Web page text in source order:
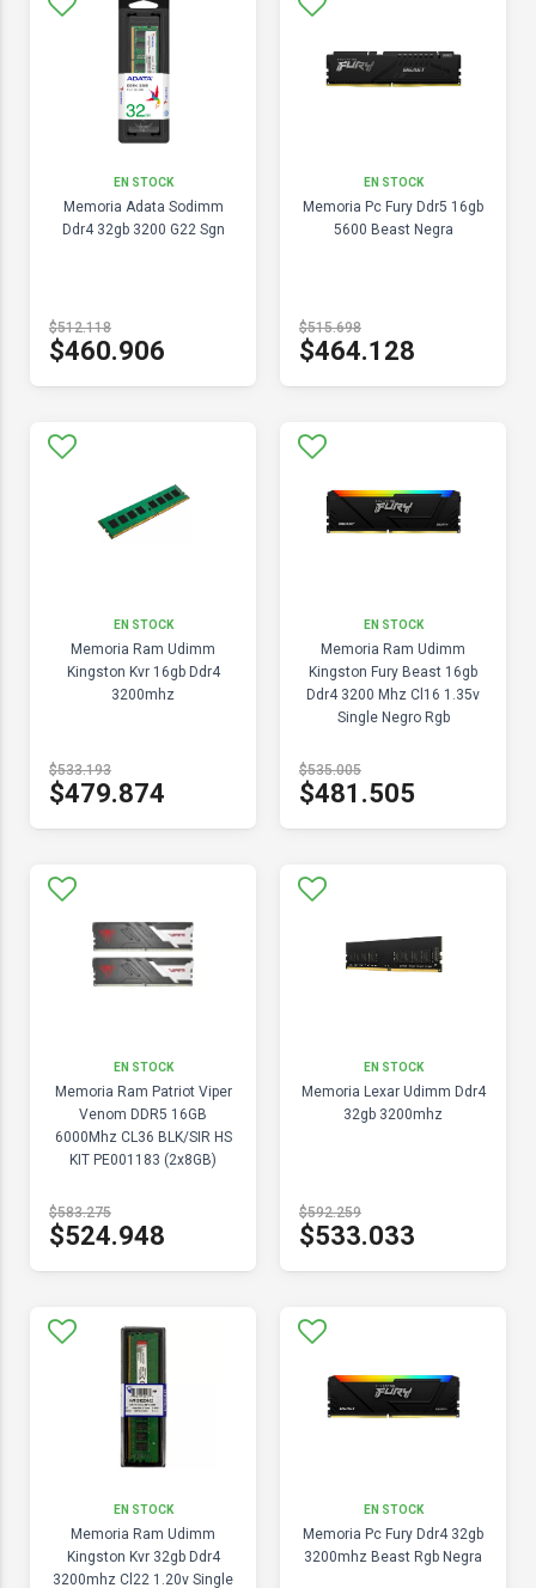
EN STOCK
Memoria Adata Sodimm
Ddr4 32gb 3200 G22 Sgn
$512.118
$460.906
EN STOCK
Memoria Pc Fury Ddr5 16gb
5600 Beast Negra
$515.698
$464.128
EN STOCK
Memoria Ram Udimm
Kingston Kvr 16gb Ddr4
3200mhz
$533.193
$479.874
EN STOCK
Memoria Ram Udimm
Kingston Fury Beast 16gb
Ddr4 3200 Mhz Cl16 1.35v
Single Negro Rgb
$535.005
$481.505
EN STOCK
Memoria Ram Patriot Viper
Venom DDR5 16GB
6000Mhz CL36 BLK/SIR HS
KIT PE001183 (2x8GB)
$583.275
$524.948
EN STOCK
Memoria Lexar Udimm Ddr4
32gb 3200mhz
$592.259
$533.033
EN STOCK
Memoria Ram Udimm
Kingston Kvr 32gb Ddr4
3200mhz Cl22 1.20v Single
EN STOCK
Memoria Pc Fury Ddr4 32gb
3200mhz Beast Rgb Negra